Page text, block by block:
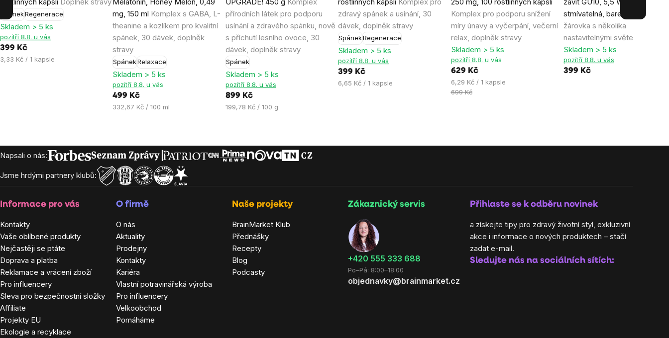
SpánekRegenerace
produktu
je
4,5
z
5
hvězdiček.
Skladem > 5 ks
pozítří 8.8. u vás
399 Kč
Měrná
3,33 Kč / 1 kapsle
mg, 150 ml Komplex s GABA, L-
theanine a kozlíkem pro kvalitní
spánek, 30 dávek, doplněk
stravy
SpánekRelaxace
produktu
je
5,0
z
5
hvězdiček.
Skladem > 5 ks
pozítří 8.8. u vás
499 Kč
Měrná
332,67 Kč / 100 ml
přírodních látek pro podporu
usínání a zdravého spánku, nově
s příchutí lesního ovoce, 30
dávek, doplněk stravy
Spánek
produktu
je
4,5
z
5
hvězdiček.
Skladem > 5 ks
pozítří 8.8. u vás
899 Kč
Měrná
199,78 Kč / 100 g
zdravý spánek a usínání, 30
dávek, doplněk stravy
SpánekRegenerace
produktu
je
4,5
z
5
hvězdiček.
Skladem > 5 ks
pozítří 8.8. u vás
399 Kč
Měrná
6,65 Kč / 1 kapsle
Komplex pro podporu snížení
míry únavy a vyčerpání, večerní
relax, doplněk stravy
produktu
je
4,8
z
5
hvězdiček.
Skladem > 5 ks
pozítří 8.8. u vás
629 Kč
Měrná
cena:
6,29 Kč / 1 kapsle
699 Kč
stmívatelná, barevná
Chytrá
žárovka s několika
nastavitelnými světelnými
produktu
je
0,0
z
5
hvězdiček.
Skladem > 5 ks
pozítří 8.8. u vás
399 Kč
Zápatí
Napsali o nás:
Jsme hrdými partnery klubů:
Informace pro vás
Kontakty
Vaše oblíbené produkty
Nejčastěji se ptáte
Doprava a platba
Reklamace a vrácení zboží
Pro influencery
Sleva pro bezpečnostní složky
Affiliate
Projekty EU
Ekologie a recyklace
O firmě
O nás
Aktuality
Prodejny
Kontakty
Kariéra
Vlastní potravinářská výroba
Pro influencery
Velkoobchod
Pomáháme
Naše projekty
BrainMarket Klub
Přednášky
Recepty
Blog
Podcasty
Zákaznický servis
‭+420 555 333 688
Po–Pá: 8:00–18:00
objednavky@brainmarket.cz
Přihlaste se k odběru novinek
a získejte tipy pro zdravý životní styl, exkluzivní
akce i informace o nových produktech – stačí
zadat e-mail.
Sledujte nás na sociálních sítích: